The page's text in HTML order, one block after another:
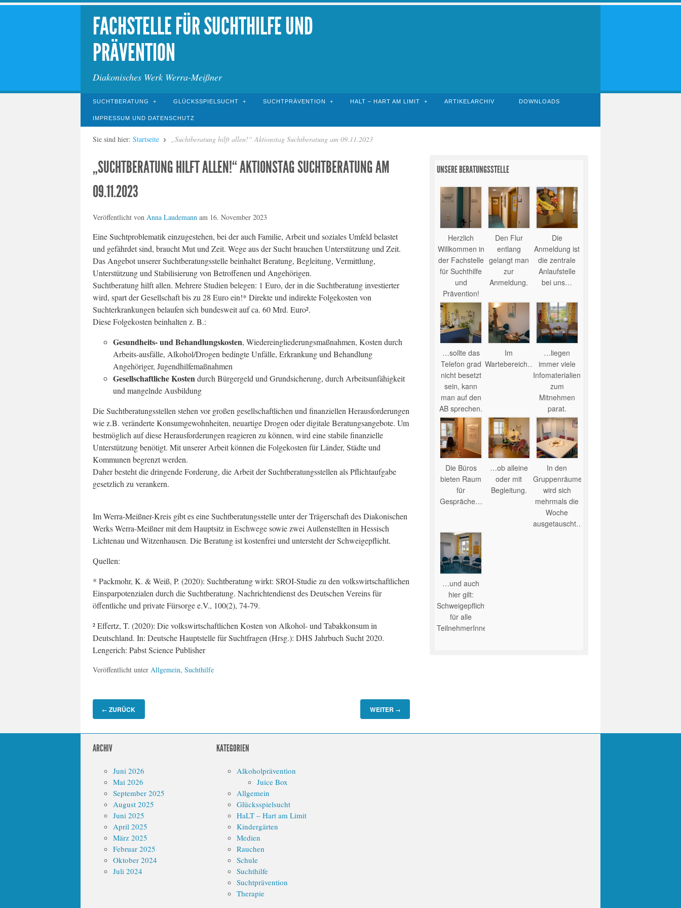
FACHSTELLE FÜR SUCHTHILFE UND
PRÄVENTION
Diakonisches Werk Werra-Meißner
SUCHTBERATUNG GLÜCKSSPIELSUCHT SUCHTPRÄVENTION HALT – HART AM LIMIT ARTIKELARCHIV DOWNLOADS
IMPRESSUM UND DATENSCHUTZ
Sie sind hier: Startseite „Suchtberatung hilft allen!“ Aktionstag Suchtberatung am 09.11.2023
„SUCHTBERATUNG HILFT ALLEN!“ AKTIONSTAG SUCHTBERATUNG AM
09.11.2023
Veröffentlicht von Anna Laudemannam 16. November 2023
Eine Suchtproblematik einzugestehen, bei der auch Familie, Arbeit und soziales Umfeld belastet
und gefährdet sind, braucht Mut und Zeit. Wege aus der Sucht brauchen Unterstützung und Zeit.
Das Angebot unserer Suchtberatungsstelle beinhaltet Beratung, Begleitung, Vermittlung,
Unterstützung und Stabilisierung von Betroffenen und Angehörigen.
Suchtberatung hilft allen. Mehrere Studien belegen: 1 Euro, der in die Suchtberatung investierter
wird, spart der Gesellschaft bis zu 28 Euro ein!* Direkte und indirekte Folgekosten von
Suchterkrankungen belaufen sich bundesweit auf ca. 60 Mrd. Euro².
Diese Folgekosten beinhalten z. B.:
Gesundheits- und Behandlungskosten, Wiedereingliederungsmaßnahmen, Kosten durch
Arbeits-ausfälle, Alkohol/Drogen bedingte Unfälle, Erkrankung und Behandlung
Angehöriger, Jugendhilfemaßnahmen
Gesellschaftliche Kostendurch Bürgergeld und Grundsicherung, durch Arbeitsunfähigkeit
und mangelnde Ausbildung
Die Suchtberatungsstellen stehen vor großen gesellschaftlichen und finanziellen Herausforderungen
wie z.B. veränderte Konsumgewohnheiten, neuartige Drogen oder digitale Beratungsangebote. Um
bestmöglich auf diese Herausforderungen reagieren zu können, wird eine stabile finanzielle
Unterstützung benötigt. Mit unserer Arbeit können die Folgekosten für Länder, Städte und
Kommunen begrenzt werden.
Daher besteht die dringende Forderung, die Arbeit der Suchtberatungsstellen als Pflichtaufgabe
gesetzlich zu verankern.
Im Werra-Meißner-Kreis gibt es eine Suchtberatungsstelle unter der Trägerschaft des Diakonischen
Werks Werra-Meißner mit dem Hauptsitz in Eschwege sowie zwei Außenstellten in Hessisch
Lichtenau und Witzenhausen. Die Beratung ist kostenfrei und untersteht der Schweigepflicht.
Quellen:
* Packmohr, K. & Weiß, P. (2020): Suchtberatung wirkt: SROI-Studie zu den volkswirtschaftlichen
Einsparpotenzialen durch die Suchtberatung. Nachrichtendienst des Deutschen Vereins für
öffentliche und private Fürsorge e.V., 100(2), 74-79.
² Effertz, T. (2020): Die volkswirtschaftlichen Kosten von Alkohol- und Tabakkonsum in
Deutschland. In: Deutsche Hauptstelle für Suchtfragen (Hrsg.): DHS Jahrbuch Sucht 2020.
Lengerich: Pabst Science Publisher
Veröffentlicht unter Allgemein, Suchthilfe
← ZURÜCK WEITER →
UNSERE BERATUNGSSTELLE
Herzlich
Willkommen in
der Fachstelle
für Suchthilfe
und
Prävention!
Den Flur
entlang
gelangt man
zur
Anmeldung.
Die
Anmeldung ist
die zentrale
Anlaufstelle
bei uns…
…sollte das
Telefon grad
nicht besetzt
sein, kann
man auf den
AB sprechen.
Im
Wartebereich…
…liegen
immer viele
Infomaterialien
zum
Mitnehmen
parat.
Die Büros
bieten Raum
für
Gespräche…
…ob alleine
oder mit
Begleitung.
In den
Gruppenräumen
wird sich
mehrmals die
Woche
ausgetauscht…
…und auch
hier gilt:
Schweigepflicht
für alle
TeilnehmerInnen
ARCHIV
Juni 2026
Mai 2026
September 2025
August 2025
Juni 2025
April 2025
März 2025
Februar 2025
Oktober 2024
Juli 2024
KATEGORIEN
Alkoholprävention
Juice Box
Allgemein
Glücksspielsucht
HaLT – Hart am Limit
Kindergärten
Medien
Rauchen
Schule
Suchthilfe
Suchtprävention
Therapie